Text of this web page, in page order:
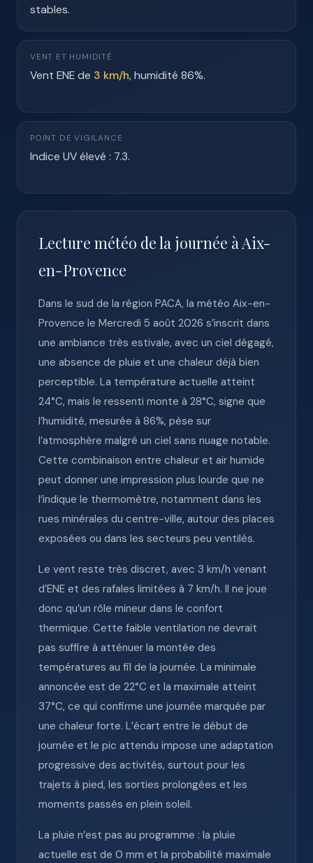
stables.
VENT ET HUMIDITÉ
Vent ENE de 3 km/h, humidité 86%.
POINT DE VIGILANCE
Indice UV élevé : 7.3.
Lecture météo de la journée à Aix-
en-Provence
Dans le sud de la région PACA, la météo Aix-en-
Provence le Mercredi 5 août 2026 s’inscrit dans
une ambiance très estivale, avec un ciel dégagé,
une absence de pluie et une chaleur déjà bien
perceptible. La température actuelle atteint
24°C, mais le ressenti monte à 28°C, signe que
l’humidité, mesurée à 86%, pèse sur
l’atmosphère malgré un ciel sans nuage notable.
Cette combinaison entre chaleur et air humide
peut donner une impression plus lourde que ne
l’indique le thermomètre, notamment dans les
rues minérales du centre-ville, autour des places
exposées ou dans les secteurs peu ventilés.
Le vent reste très discret, avec 3 km/h venant
d’ENE et des rafales limitées à 7 km/h. Il ne joue
donc qu’un rôle mineur dans le confort
thermique. Cette faible ventilation ne devrait
pas suffire à atténuer la montée des
températures au fil de la journée. La minimale
annoncée est de 22°C et la maximale atteint
37°C, ce qui confirme une journée marquée par
une chaleur forte. L’écart entre le début de
journée et le pic attendu impose une adaptation
progressive des activités, surtout pour les
trajets à pied, les sorties prolongées et les
moments passés en plein soleil.
La pluie n’est pas au programme : la pluie
actuelle est de 0 mm et la probabilité maximale